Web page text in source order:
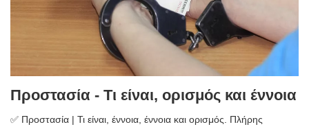
Προστασία - Τι είναι, ορισμός και έννοια
✅ Προστασία | Τι είναι, έννοια, έννοια και ορισμός. Πλήρης